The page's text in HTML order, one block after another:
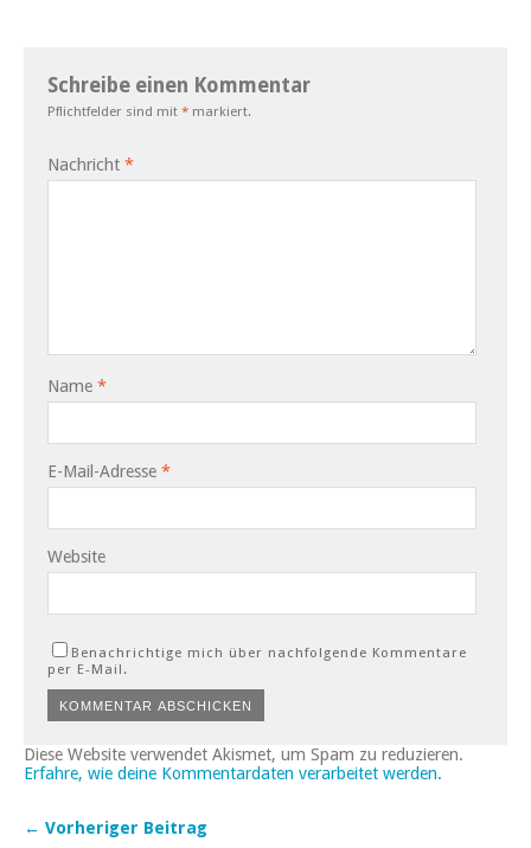
Schreibe einen Kommentar
Pflichtfelder sind mit * markiert.
Nachricht *
Name *
E-Mail-Adresse *
Website
Benachrichtige mich über nachfolgende Kommentare
per E-Mail.
Diese Website verwendet Akismet, um Spam zu reduzieren.
Erfahre, wie deine Kommentardaten verarbeitet werden.
← Vorheriger Beitrag